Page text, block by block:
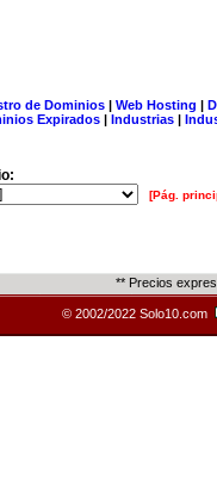
de Dominios| Web Hosting |
Expirados | Industrias |
[Pág.
** Precios
© 2002/2022 Solo10.com